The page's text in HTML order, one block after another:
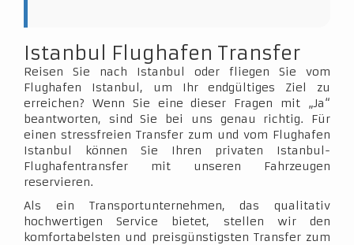
Istanbul Flughafen Transfer
Reisen Sie nach Istanbul oder fliegen Sie vom
Flughafen Istanbul, um Ihr endgültiges Ziel zu
erreichen? Wenn Sie eine dieser Fragen mit „Ja“
beantworten, sind Sie bei uns genau richtig. Für
einen stressfreien Transfer zum und vom Flughafen
Istanbul können Sie Ihren privaten Istanbul-
Flughafentransfer mit unseren Fahrzeugen
reservieren.
Als ein Transportunternehmen, das qualitativ
hochwertigen Service bietet, stellen wir den
komfortabelsten und preisgünstigsten Transfer zum